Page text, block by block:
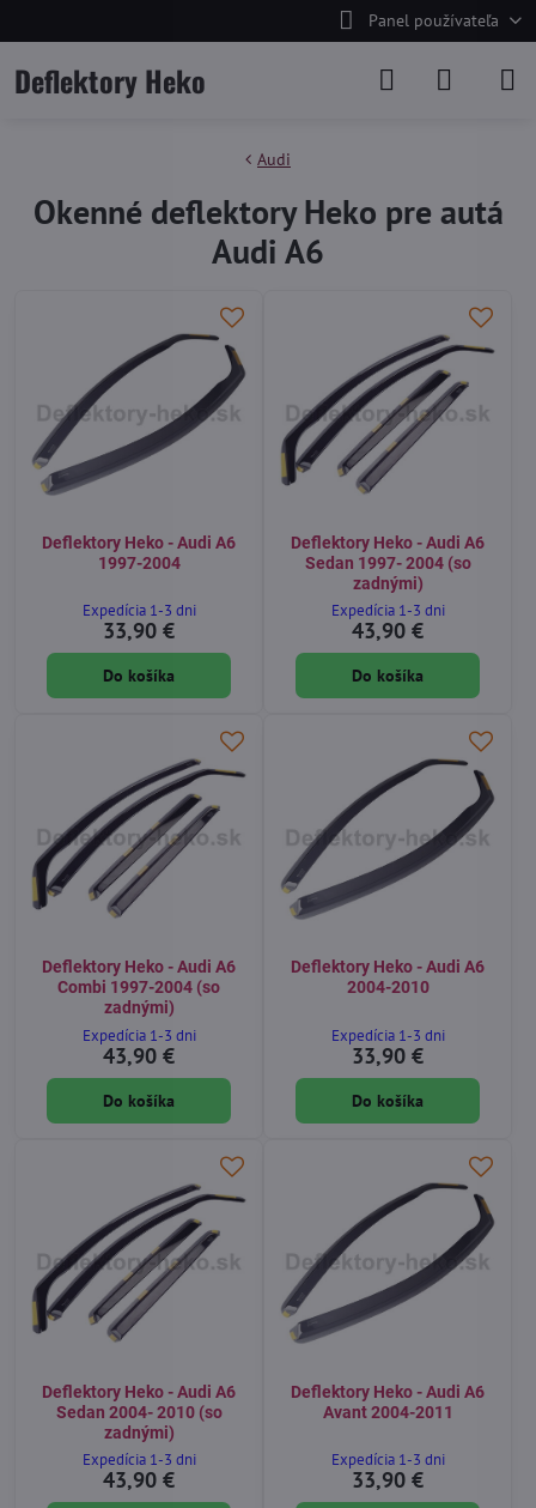
Panel používateľa
Deflektory Heko
Audi
Okenné deflektory Heko pre autá
Audi A6
Deflektory Heko - Audi A6
1997-2004
Expedícia 1-3 dni
33,90 €
Do košíka
Deflektory Heko - Audi A6
Sedan 1997- 2004 (so
zadnými)
Expedícia 1-3 dni
43,90 €
Do košíka
Deflektory Heko - Audi A6
Combi 1997-2004 (so
zadnými)
Expedícia 1-3 dni
43,90 €
Do košíka
Deflektory Heko - Audi A6
2004-2010
Expedícia 1-3 dni
33,90 €
Do košíka
Deflektory Heko - Audi A6
Sedan 2004- 2010 (so
zadnými)
Expedícia 1-3 dni
43,90 €
Deflektory Heko - Audi A6
Avant 2004-2011
Expedícia 1-3 dni
33,90 €